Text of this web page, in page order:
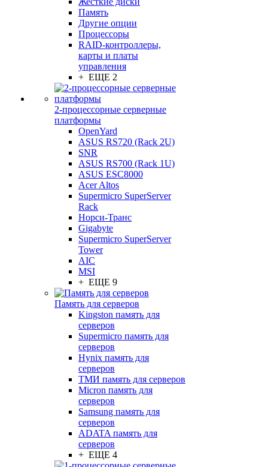
Память
Другие опции
Процессоры
RAID-контроллеры,
карты и платы
управления
+ ЕЩЕ 2
2-процессорные серверные
платформы
OpenYard
ASUS RS720 (Rack 2U)
SNR
ASUS RS700 (Rack 1U)
ASUS ESC8000
Acer Altos
Supermicro SuperServer
Rack
Норси-Транс
Gigabyte
Supermicro SuperServer
Tower
AIC
MSI
+ ЕЩЕ 9
Память для серверов
Kingston память для
серверов
Supermicro память для
серверов
Hynix память для
серверов
ТМИ память для серверов
Micron память для
серверов
Samsung память для
серверов
ADATA память для
серверов
+ ЕЩЕ 4